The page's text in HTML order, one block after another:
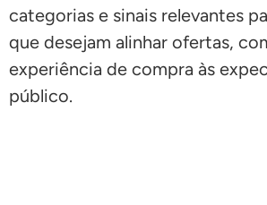
categorias e sinais relevantes
que desejam alinhar ofertas,
experiência de compra às
público.